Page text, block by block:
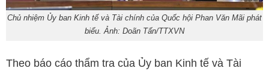
Chủ nhiệm Ủy ban Kinh tế và Tài chính của Quốc hội Phan Văn Mãi phát
biểu. Ảnh: Doãn Tấn/TTXVN
Theo báo cáo thẩm tra của Ủy ban Kinh tế và Tài